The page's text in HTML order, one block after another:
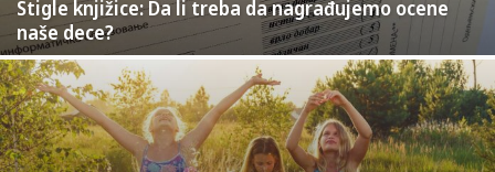
Stigle knjižice: Da li treba da nagrađujemo ocene
naše dece?